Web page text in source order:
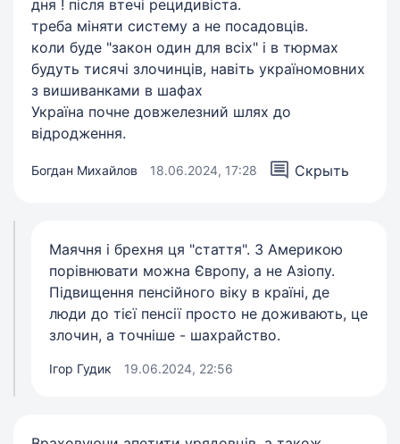
дня ! після втечі рецидивіста.
треба міняти систему а не посадовців.
коли буде "закон один для всіх" і в тюрмах
будуть тисячі злочинців, навіть україномовних
з вишиванками в шафах
Україна почне довжелезний шлях до
відродження.
Богдан Михайлов 18.06.2024, 17:28 Скрыть
Маячня і брехня ця "стаття". З Америкою
порівнювати можна Європу, а не Азіопу.
Підвищення пенсійного віку в країні, де
люди до тієї пенсії просто не доживають, це
злочин, а точніше - шахрайство.
Ігор Гудик 19.06.2024, 22:56